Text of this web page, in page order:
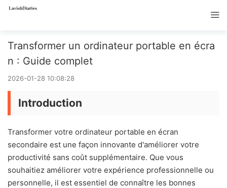
Transformer un ordinateur portable en écra
n : Guide complet
2026-01-28 10:08:28
Introduction
Transformer votre ordinateur portable en écran
secondaire est une façon innovante d'améliorer votre
productivité sans coût supplémentaire. Que vous
souhaitiez améliorer votre expérience professionnelle ou
personnelle, il est essentiel de connaître les bonnes